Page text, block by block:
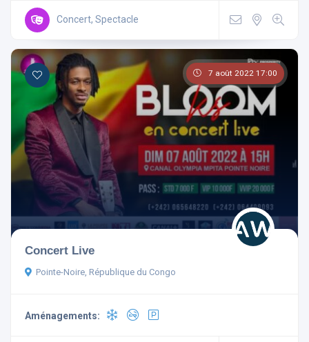
Climatisé
Rechercher
Réinitialiser les filtres
Concert, Spectacle
7 août 2022 17:00
Concert Live
Pointe-Noire, République du Congo
Aménagements: